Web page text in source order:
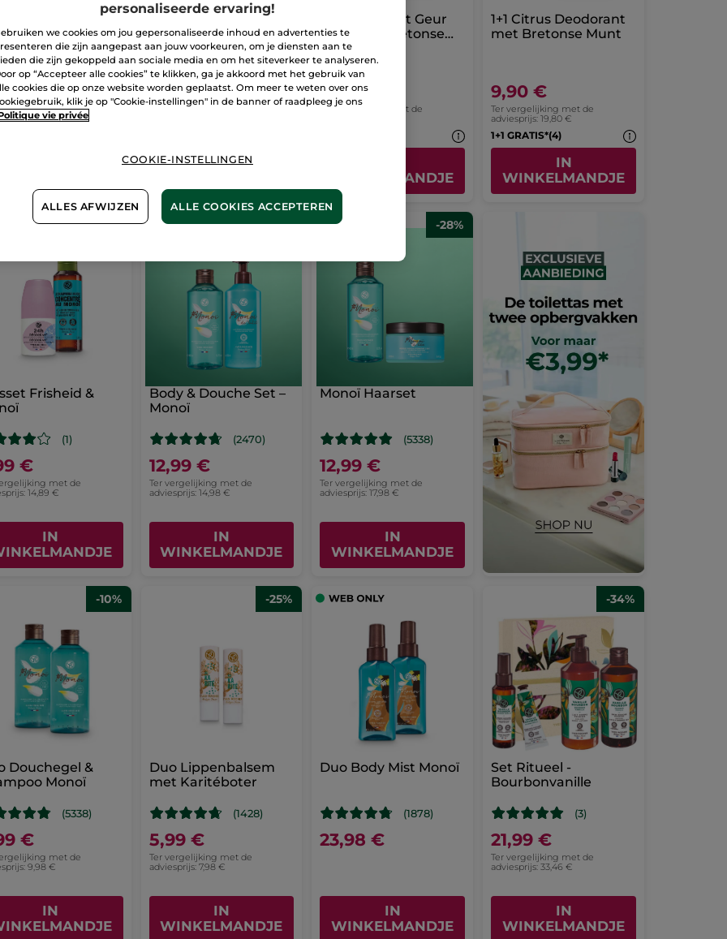
met
&
€
met de
31,80 €
Lichaamsritueel
(1878)
25,99 €
Ter vergelijking met de
IN
1+1 Deodorant Geur
Katoen & Bretonse
Malva
9,90 €
Ter vergelijking met de
WINKELMANDJE
1+1 Citrus Deodorant
met Bretonse Munt
9,90 €
Ter vergelijking met de
adviesprijs: 19,80 €
1+1 GRATIS*(4)
IN
WINKELMANDJE
-33%
Frisheid &
(1)
€
met de
14,89 €
IN
-13%
Body & Douche Set –
Monoï
(2470)
12,99 €
Ter vergelijking met de
adviesprijs: 14,98 €
IN
WINKELMANDJE
-28%
Monoï Haarset
(5338)
12,99 €
Ter vergelijking met de
adviesprijs: 17,98 €
IN
WINKELMANDJE
-10%
Douchegel &
Monoï
(5338)
€
met de
9,98 €
IN
-25%
Duo Lippenbalsem
met Karitéboter
(1428)
5,99 €
Ter vergelijking met de
adviesprijs: 7,98 €
IN
WINKELMANDJE
Duo Body Mist Monoï
(1878)
23,98 €
IN
WINKELMANDJE
-34%
Set Ritueel -
Bourbonvanille
(3)
21,99 €
Ter vergelijking met de
adviesprijs: 33,46 €
IN
WINKELMANDJE
personaliseerde ervaring!
we cookies om jou gepersonaliseerde inhoud en advertenties te
die zijn aangepast aan jouw voorkeuren, om je diensten aan te
die zijn gekoppeld aan sociale media en om het siteverkeer te analyseren.
op “Accepteer alle cookies” te klikken, ga je akkoord met het gebruik van
cookies die op onze website worden geplaatst. Om meer te weten over ons
klik je op "Cookie-instellingen" in de banner of raadpleeg je ons
vie privée
COOKIE-INSTELLINGEN
ALLES AFWIJZEN ALLE COOKIES ACCEPTEREN